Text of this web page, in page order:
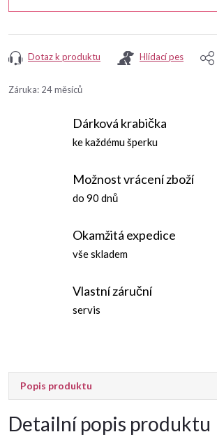
Dotaz k produktu Hlídací pes
Záruka: 24 měsíců
Dárková krabička
ke každému šperku
Možnost vrácení zboží
do 90 dnů
Okamžitá expedice
vše skladem
Vlastní záruční
servis
Popis produktu
Detailní popis produktu